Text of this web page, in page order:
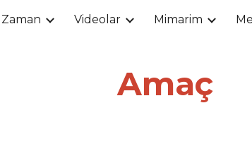
Skip to main content
Zaman Videolar Mimarim
Amaç